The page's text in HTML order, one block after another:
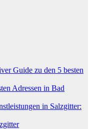
Guide zu den 5 besten
Adressen in Bad
in Salzgitter: